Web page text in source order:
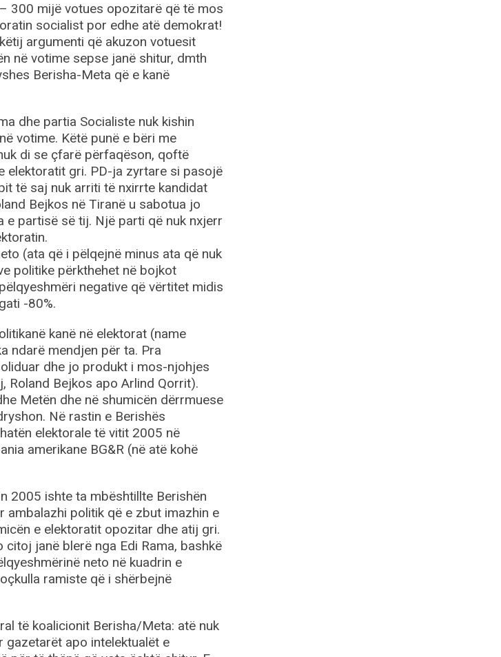
300 mijë votues opozitarë që të mos
socialist por edhe atë demokrat!
argumenti që akuzon votuesit
në votime sepse janë shitur, dmth
Berisha-Meta që e kanë
dhe partia Socialiste nuk kishin
votime. Këtë punë e bëri me
di se çfarë përfaqëson, qoftë
elektoratit gri. PD-ja zyrtare si pasojë
të saj nuk arriti të nxirrte kandidat
Bejkos në Tiranë u sabotua jo
e partisë së tij. Një parti që nuk nxjerr
(ata që i pëlqejnë minus ata që nuk
politike përkthehet në bojkot
negative që vërtitet midis
-80%.
kanë në elektorat (name
ndarë mendjen për ta. Pra
dhe jo produkt i mos-njohjes
Roland Bejkos apo Arlind Qorrit).
Metën dhe në shumicën dërrmuese
Në rastin e Berishës
elektorale të vitit 2005 në
amerikane BG&R (në atë kohë
2005 ishte ta mbështillte Berishën
ambalazhi politik që e zbut imazhin e
e elektoratit opozitar dhe atij gri.
janë blerë nga Edi Rama, bashkë
neto në kuadrin e
ramiste që i shërbejnë
të koalicionit Berisha/Meta: atë nuk
apo intelektualët e